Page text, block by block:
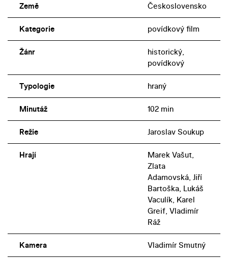
Země Československo
Kategorie povídkový film
Žánr
historický,
povídkový
Typologie hraný
Minutáž 102 min
Režie Jaroslav Soukup
Hrají
Marek Vašut,
Zlata
Adamovská, Jiří
Bartoška, Lukáš
Vaculík, Karel
Greif, Vladimír
Ráž
Kamera Vladimír Smutný